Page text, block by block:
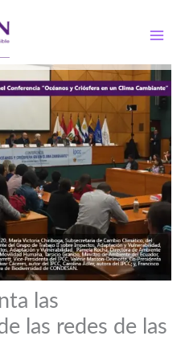
las
las redes de las